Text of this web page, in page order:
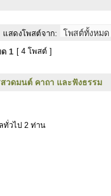
แสดงโพสต์จาก:
ด 1 [ 4 โพสต์ ]
สวดมนต์ คาถา และฟังธรรม
ทั่วไป 2 ท่าน